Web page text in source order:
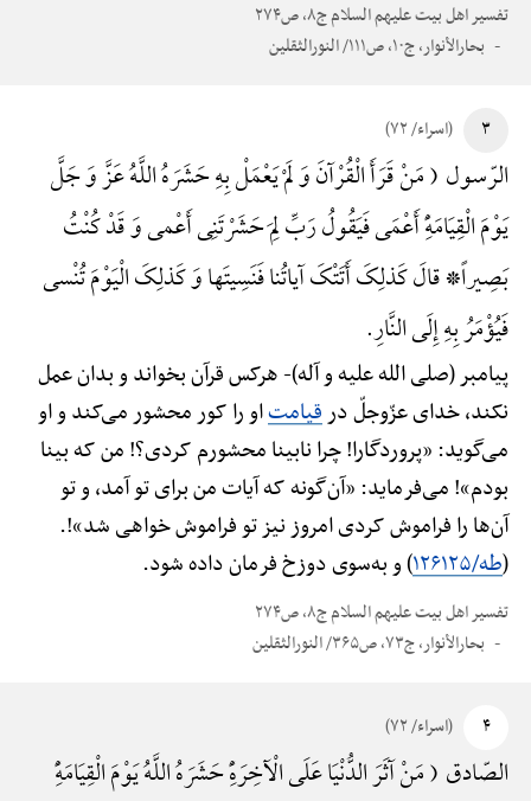
تفسیر اهل بیت علیهم السلام ج۸، ص۲۷۴
بحارالأنوار، ج۱۰، ص۱۱۱/ النورالثقلین
۳ (اسراء/ ۷۲)
الرّسول ( مَنْ قَرَأَ الْقُرْآنَ وَ لَمْ یَعْمَلْ بِهِ حَشَرَهُ اللَّهُ عَزَّ وَ جَلَّ
یَوْمَ الْقِیَامَهًِْ أَعْمَی فَیَقُولُ رَبِّ لِمَ حَشَرْتَنِی أَعْمی وَ قَدْ کُنْتُ
بَصِیراً* قالَ کَذلِکَ أَتَتْکَ آیاتُنا فَنَسِیتَها وَ کَذلِکَ الْیَوْمَ تُنْسی
فَیُؤْمَرُ بِهِ إِلَی النَّارِ.
پیامبر (صلی الله علیه و آله)-هرکس قرآن بخواند و بدان عمل
نکند، خدای عزّوجلّ درقیامتاو را کور محشور می‌کند و او
می‌گوید: «پروردگارا! چرا نابینا محشورم کردی؟! من که بینا
بودم»! می‌فرماید: «آن‌گونه که آیات من برای تو آمد، و تو
آن‌ها را فراموش کردی امروز نیز تو فراموش خواهی شد»!.
(طه/۱۲۶۱۲۵ ) و به‌سوی دوزخ فرمان داده شود.
تفسیر اهل بیت علیهم السلام ج۸، ص۲۷۴
بحارالأنوار، ج۷۳، ص۳۶۵/ النورالثقلین
۴ (اسراء/ ۷۲)
الصّادق ( مَنْ آثَرَ الدُّنْیَا عَلَی الْآخِرَهًِْ حَشَرَهُ اللَّهُ یَوْمَ الْقِیَامَهًِْ